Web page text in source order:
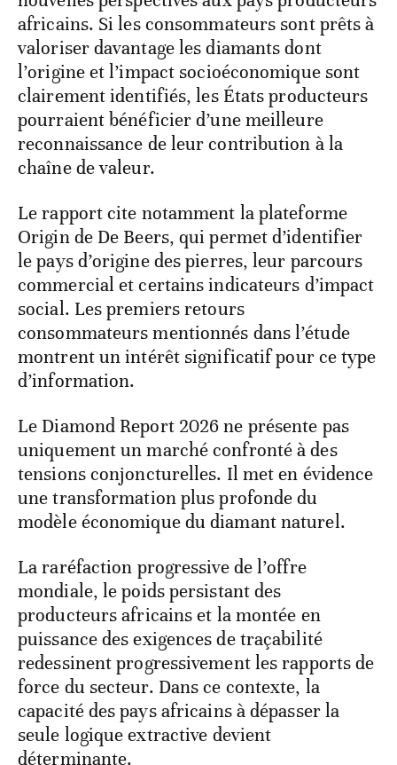
africains. Si les consommateurs sont prêts à
valoriser davantage les diamants dont
l’origine et l’impact socioéconomique sont
clairement identifiés, les États producteurs
pourraient bénéficier d’une meilleure
reconnaissance de leur contribution à la
chaîne de valeur.
Le rapport cite notamment la plateforme
Origin de De Beers, qui permet d’identifier
le pays d’origine des pierres, leur parcours
commercial et certains indicateurs d’impact
social. Les premiers retours
consommateurs mentionnés dans l’étude
montrent un intérêt significatif pour ce type
d’information.
Le Diamond Report 2026 ne présente pas
uniquement un marché confronté à des
tensions conjoncturelles. Il met en évidence
une transformation plus profonde du
modèle économique du diamant naturel.
La raréfaction progressive de l’offre
mondiale, le poids persistant des
producteurs africains et la montée en
puissance des exigences de traçabilité
redessinent progressivement les rapports de
force du secteur. Dans ce contexte, la
capacité des pays africains à dépasser la
seule logique extractive devient
déterminante.